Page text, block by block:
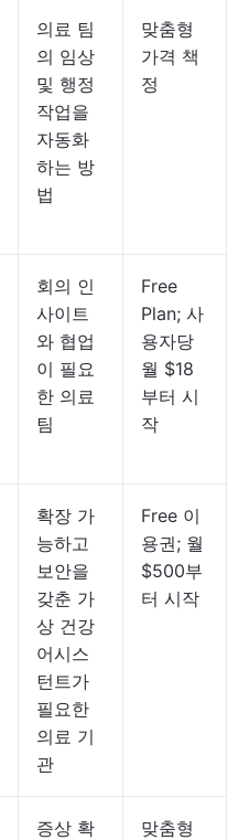
의료 팀
의 임상
및 행정
작업을
자동화
하는 방
법
맞춤형
가격 책
정
회의 인
사이트
와 협업
이 필요
한 의료
팀
Free
Plan; 사
용자당
월 $18
부터 시
작
확장 가
능하고
보안을
갖춘 가
상 건강
어시스
턴트가
필요한
의료 기
관
Free 이
용권; 월
$500부
터 시작
증상 확
맞춤형